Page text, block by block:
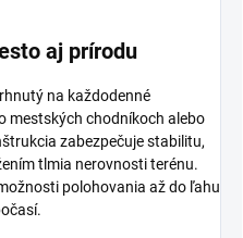
aj prírodu
na každodenné
mestských chodníkoch alebo
zabezpečuje stabilitu,
tlmia nerovnosti terénu.
polohovania až do ľahu